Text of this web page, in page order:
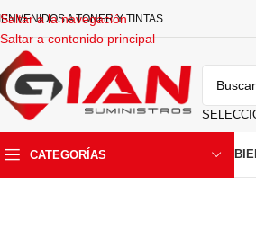
Saltar a la navegación
Saltar a contenido principal
A TONER Y TINTAS
CATEGORÍAS